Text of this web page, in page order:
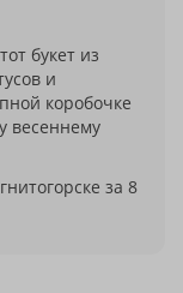
букет из
и
коробочке
весеннему
за 8